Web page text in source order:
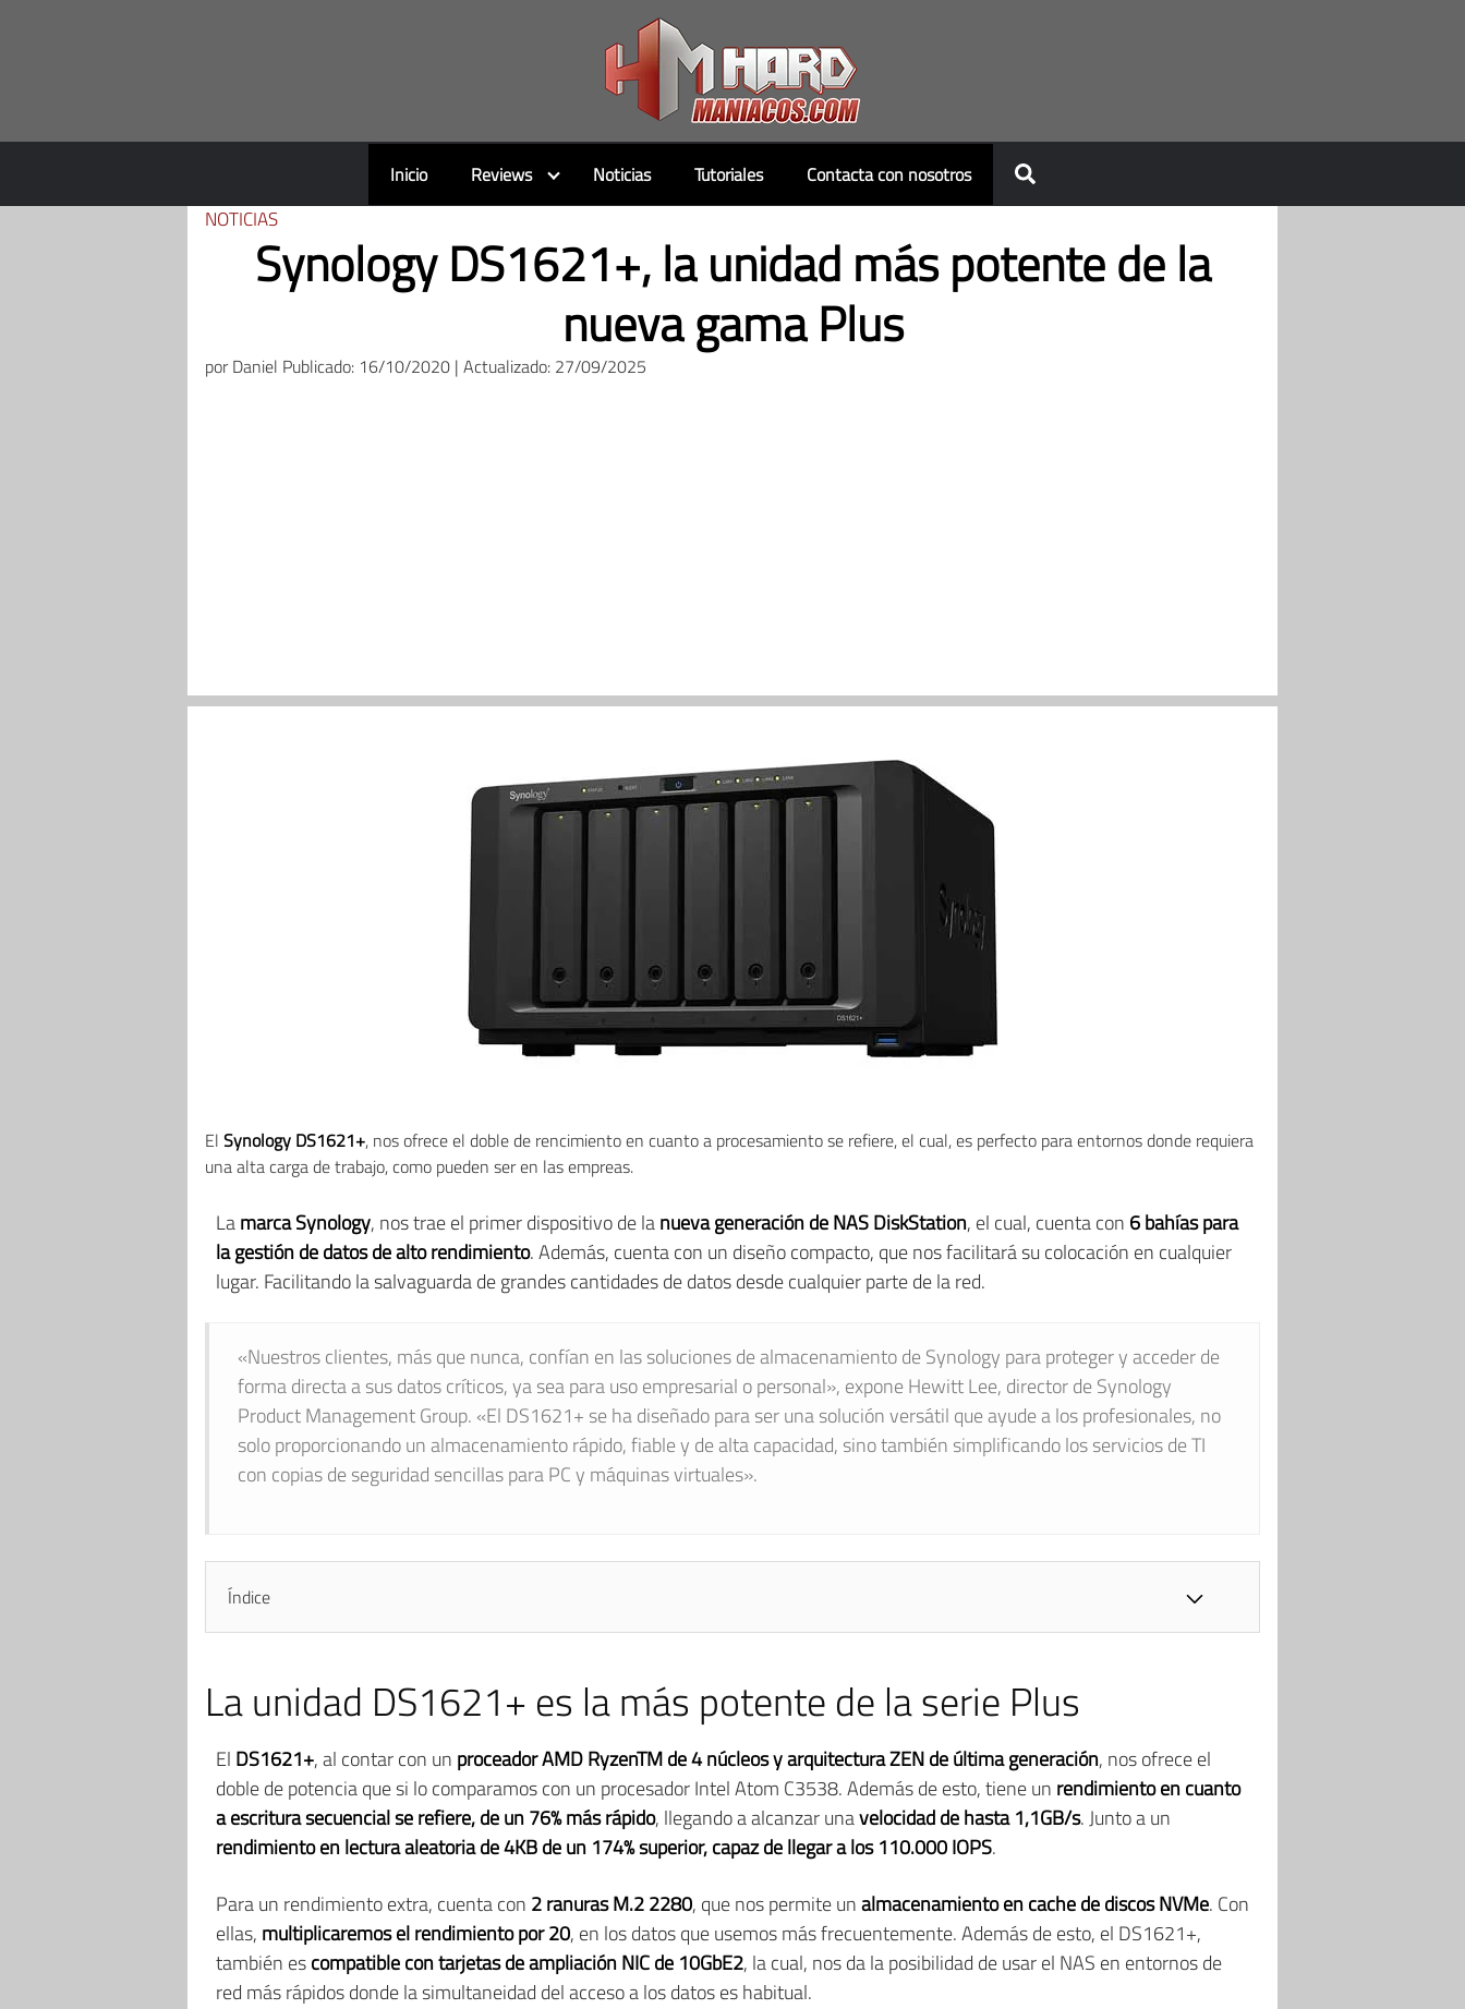
Inicio Reviews Noticias Tutoriales Contacta con nosotros
NOTICIAS
Synology DS1621+, la unidad más potente de la
nueva gama Plus
porDaniel Publicado: 16/10/2020 | Actualizado: 27/09/2025
El Synology DS1621+, nos ofrece el doble de rencimiento en cuanto a procesamiento se refiere, el cual, es perfecto para entornos donde requiera
una alta carga de trabajo, como pueden ser en las empreas.
Lamarca Synology, nos trae el primer dispositivo de lanueva generación de NAS DiskStation, el cual, cuenta con 6 bahías para
la gestión de datos de alto rendimiento. Además, cuenta con un diseño compacto, que nos facilitará su colocación en cualquier
lugar. Facilitando la salvaguarda de grandes cantidades de datos desde cualquier parte de la red.
«Nuestros clientes, más que nunca, confían en las soluciones de almacenamiento de Synology para proteger y acceder de
forma directa a sus datos críticos, ya sea para uso empresarial o personal», expone Hewitt Lee, director de Synology
Product Management Group. «El DS1621+ se ha diseñado para ser una solución versátil que ayude a los profesionales, no
solo proporcionando un almacenamiento rápido, fiable y de alta capacidad, sino también simplificando los servicios de TI
con copias de seguridad sencillas para PC y máquinas virtuales».
Índice
La unidad DS1621+ es la más potente de la serie Plus
El DS1621+, al contar con un proceador AMD RyzenTM de 4 núcleos y arquitectura ZEN de última generación, nos ofrece el
doble de potencia que si lo comparamos con un procesador Intel Atom C3538. Además de esto, tiene un rendimiento en cuanto
a escritura secuencial se refiere, de un 76% más rápido, llegando a alcanzar unavelocidad de hasta 1,1GB/s. Junto a un
rendimiento en lectura aleatoria de 4KB de un 174% superior, capaz de llegar a los 110.000 IOPS.
Para un rendimiento extra, cuenta con 2 ranuras M.2 2280, que nos permite unalmacenamiento en cache de discos NVMe. Con
ellas, multiplicaremos el rendimiento por 20, en los datos que usemos más frecuentemente. Además de esto, el DS1621+,
también escompatible con tarjetas de ampliación NIC de 10GbE2, la cual, nos da la posibilidad de usar el NAS en entornos de
red más rápidos donde la simultaneidad del acceso a los datos es habitual.